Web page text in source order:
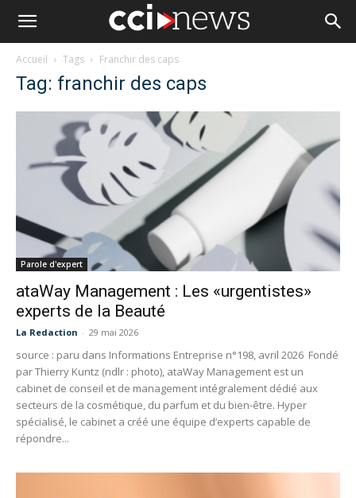
Accueil Tags Franchir des caps
Tag: franchir des caps
Parole d'expert
ataWay Management : Les «urgentistes»
experts de la Beauté
La Redaction - 29 mai 2026
source : paru dans Informations Entreprise n°198, avril 2026 Fondé
par Thierry Kuntz (ndlr : photo), ataWay Management est un
cabinet de conseil et de management intégralement dédié aux
secteurs de la cosmétique, du parfum et du bien-être. Hyper
spécialisé, le cabinet a créé une équipe d’experts capable de
répondre...